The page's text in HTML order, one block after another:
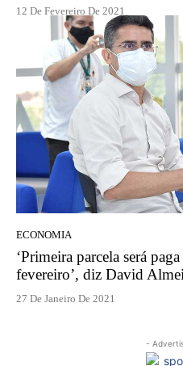
12 De Fevereiro De 2021
ECONOMIA
‘Primeira parcela será
fevereiro’, diz David
27 De Janeiro De 2021
-